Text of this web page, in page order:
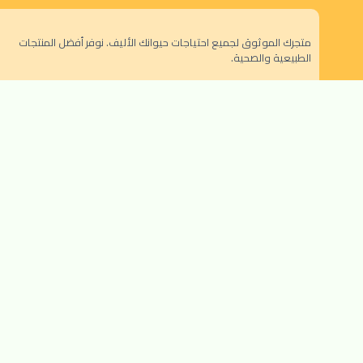
متجرك الموثوق لجميع احتياجات حيوانك الأليف. نوفر أفضل المنتجات
الطبيعية والصحية.